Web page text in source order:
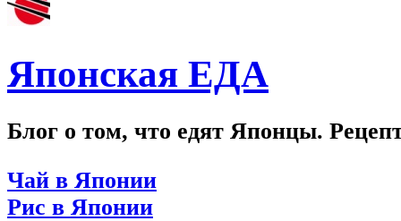
Японская ЕДА
Блог о том, что едят Японцы.
Чай в Японии
Рис в Японии